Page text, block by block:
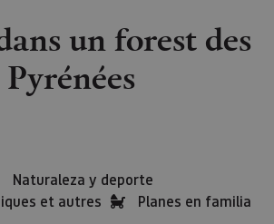
un forest des
Pyrénées
Naturaleza y deporte
et autres
Planes en familia